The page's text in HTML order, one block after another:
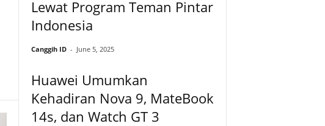
Lewat Program Teman Pintar
Indonesia
Canggih ID - June 5, 2025
Huawei Umumkan
Kehadiran Nova 9, MateBook
14s, dan Watch GT 3